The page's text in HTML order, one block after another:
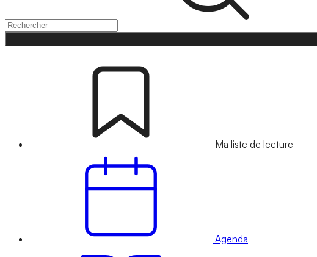
Ma liste de lecture
Agenda